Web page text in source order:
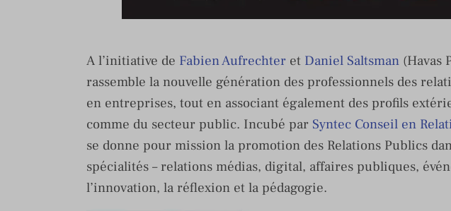
A l’initiative de Fabien Aufrechter et Daniel Saltsman (Havas
rassemble la nouvelle génération des professionnels des
en entreprises, tout en associant également des profils
comme du secteur public. Incubé par Syntec Conseil en
se donne pour mission la promotion des Relations Publics
spécialités – relations médias, digital, affaires publiques,
l’innovation, la réflexion et la pédagogie.